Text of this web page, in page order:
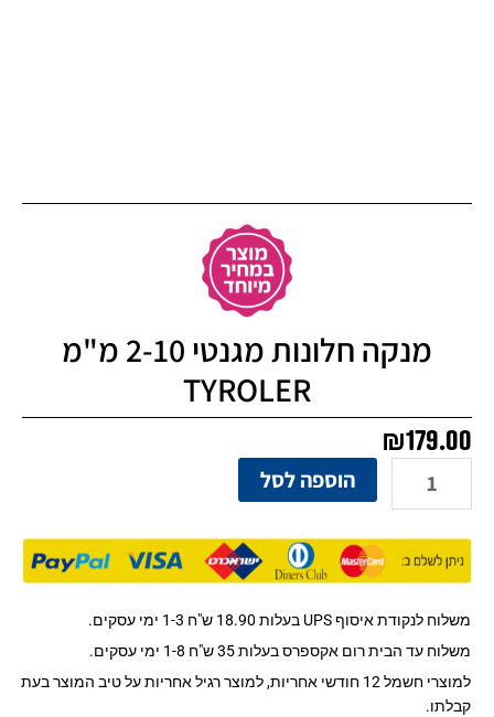
מנקה חלונות מגנטי 2-10 מ"מ
TYROLER
₪179.00
חלונות
מגנטי
10
הוספה לסל
משלוח לנקודת איסוף UPS בעלות 18.90 ש"ח 1-3 ימי עסקים.
משלוח עד הבית רום אקספרס בעלות 35 ש"ח 1-8 ימי עסקים.
למוצרי חשמל 12 חודשי אחריות, למוצר רגיל אחריות על טיב המוצר בעת
קבלתו.